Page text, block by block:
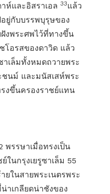
ห์และอิสราเอล 33แล้ว
อยู่กับบรรพบุรุษของ
งพระศพไว้ที่ทางขึ้น
โอรสของดาวิด แล้ว
าเล็มทั้งหมดถวายพระ
ชนม์ และมนัสเสห์พระ
งขึ้นครองราชย์แทน
พรรษาเมื่อทรงเป็น
ในกรุงเยรูซาเล็ม 55
ยในสายพระเนตรพระ
าเกลียดน่าชังของ